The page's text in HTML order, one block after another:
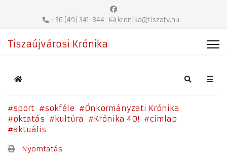
+36 (49) 341-844 kronika@tiszatv.hu
Tiszaújvárosi Krónika
Home Search
sport sokféle
Önkormányzati Krónika
oktatás
kultúra Krónika 40!
címlap
aktuális
Nyomtatás